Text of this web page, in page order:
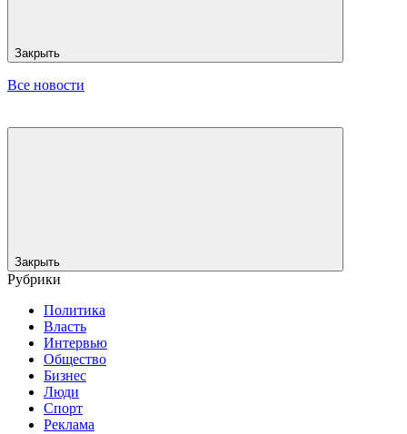
Закрыть
Все новости
Закрыть
Рубрики
Политика
Власть
Интервью
Общество
Бизнес
Люди
Спорт
Реклама